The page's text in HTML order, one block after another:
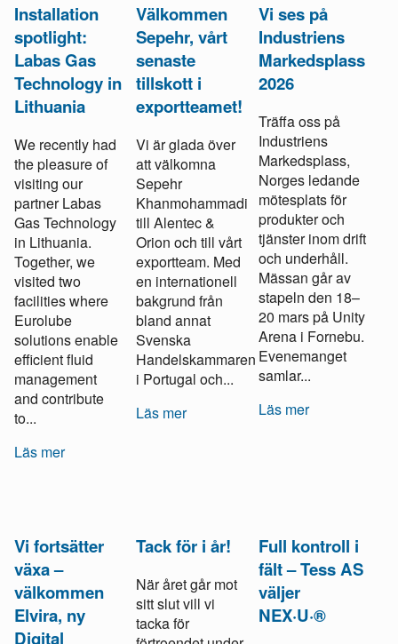
Installation
spotlight:
Labas Gas
Technology in
Lithuania
We recently had
the pleasure of
visiting our
partner Labas
Gas Technology
in Lithuania.
Together, we
visited two
facilities where
Eurolube
solutions enable
efficient fluid
management
and contribute
to...
Läs mer
Välkommen
Sepehr, vårt
senaste
tillskott i
exportteamet!
Vi är glada över
att välkomna
Sepehr
Khanmohammadi
till Alentec &
Orion och till vårt
exportteam. Med
en internationell
bakgrund från
bland annat
Svenska
Handelskammaren
i Portugal och...
Läs mer
Vi ses på
Industriens
Markedsplass
2026
Träffa oss på
Industriens
Markedsplass,
Norges ledande
mötesplats för
produkter och
tjänster inom drift
och underhåll.
Mässan går av
stapeln den 18–
20 mars på Unity
Arena i Fornebu.
Evenemanget
samlar...
Läs mer
Vi fortsätter
växa –
välkommen
Elvira, ny
Digital
Tack för i år!
När året går mot
sitt slut vill vi
tacka för
Full kontroll i
fält – Tess AS
väljer
NEX·U·®